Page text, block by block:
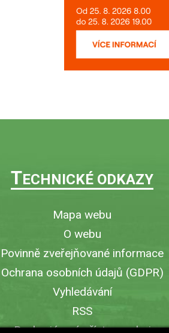
TECHNICKÉ ODKAZY
Mapa webu
O webu
Povinně zveřejňované informace
Ochrana osobních údajů (GDPR)
Vyhledávání
RSS
Bezbariérový přístup v obci